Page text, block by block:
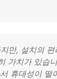
만, 설치의
가치가 있습
휴대성이 떨